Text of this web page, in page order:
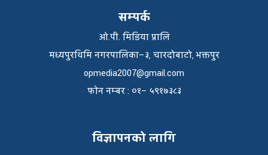
सम्पर्क
ओ.पी. मिडिया प्रालि
मध्यपुरथिमि नगरपालिका–३, चारदोबाटो, भक्तपुर
opmedia2007@gmail.com
फाेन नम्बर : ०१– ५९१७३८३
विज्ञापनको लागि